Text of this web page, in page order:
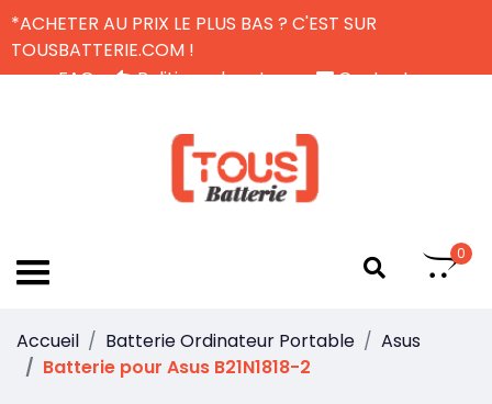
*ACHETER AU PRIX LE PLUS BAS ? C'EST SUR
TOUSBATTERIE.COM !
FAQ
Politique de retour
Contactez-nous
0
Accueil Batterie Ordinateur Portable
Asus
Batterie pour Asus B21N1818-2